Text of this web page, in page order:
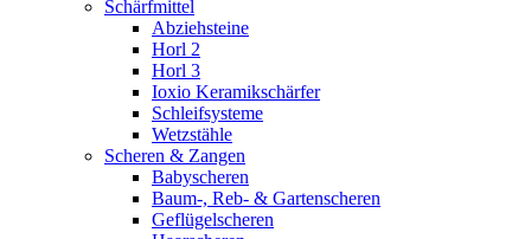
Schärfmittel
Abziehsteine
Horl 2
Horl 3
Ioxio Keramikschärfer
Schleifsysteme
Wetzstähle
Scheren & Zangen
Babyscheren
Baum-, Reb- & Gartenscheren
Geflügelscheren